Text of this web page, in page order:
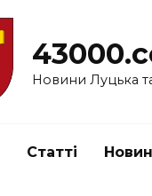
Новини Луцька
Статті